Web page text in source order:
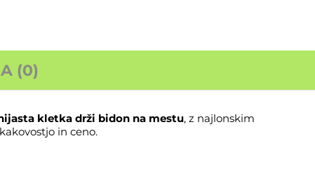
(0)
kletka drži bidon na mestu, z najlonskim
in ceno.